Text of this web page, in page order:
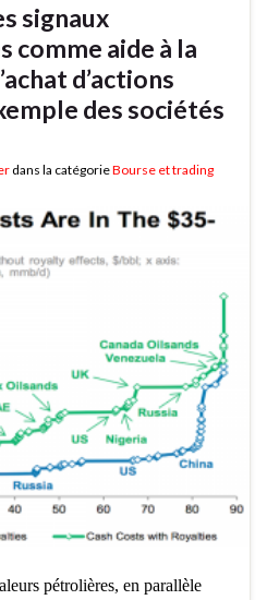
signaux
comme aide à la
d’actions
des sociétés
dans la catégorieBourse et trading
pétrolières, en parallèle